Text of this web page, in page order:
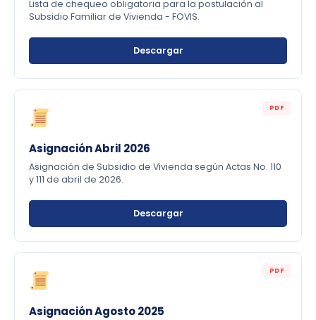
Lista de chequeo obligatoria para la postulación al
Subsidio Familiar de Vivienda - FOVIS.
Descargar
PDF
Asignación Abril 2026
Asignación de Subsidio de Vivienda según Actas No. 110
y 111 de abril de 2026.
Descargar
PDF
Asignación Agosto 2025